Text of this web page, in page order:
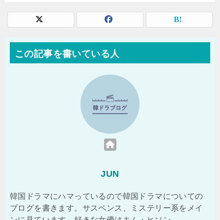
この記事を書いている人
JUN
韓国ドラマにハマっているので韓国ドラマについての
ブログを書きます。サスペンス、ミステリー系をメイ